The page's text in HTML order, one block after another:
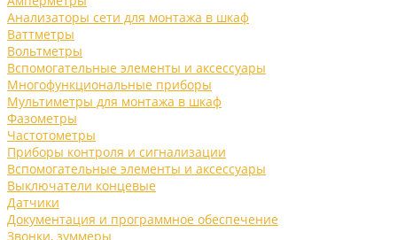
Анализаторы сети для монтажа в шкаф
Ваттметры
Вольтметры
Вспомогательные элементы и аксессуары
Многофункциональные приборы
Мультиметры для монтажа в шкаф
Фазометры
Частотометры
Приборы контроля и сигнализации
Вспомогательные элементы и аксессуары
Выключатели концевые
Датчики
Документация и программное обеспечение
Звонки, зуммеры